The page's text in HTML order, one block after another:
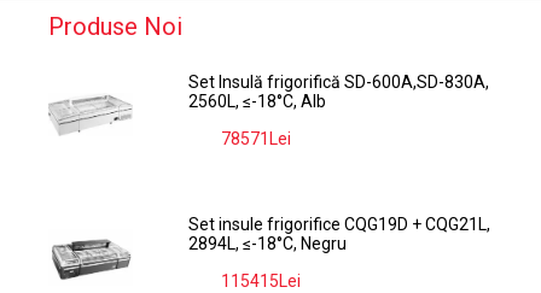
Produse Noi
Set Insulă frigorifică SD-600A,SD-830A,
2560L, ≤-18°C, Alb
78571Lei
Set insule frigorifice CQG19D + CQG21L,
2894L, ≤-18°C, Negru
115415Lei